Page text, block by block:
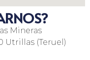
Mineras
Utrillas (Teruel)